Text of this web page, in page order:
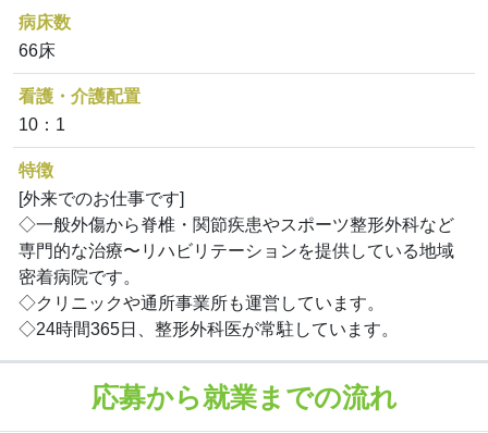
病床数
66床
看護・介護配置
10：1
特徴
[外来でのお仕事です]
◇一般外傷から脊椎・関節疾患やスポーツ整形外科など
専門的な治療〜リハビリテーションを提供している地域
密着病院です。
◇クリニックや通所事業所も運営しています。
◇24時間365日、整形外科医が常駐しています。
応募から就業までの流れ